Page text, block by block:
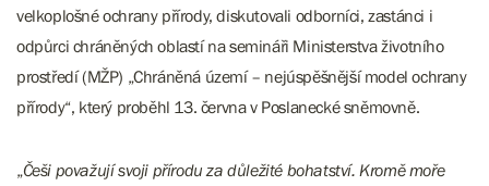
velkoplošné ochrany přírody, diskutovali odborníci, zastánci i
odpůrci chráněných oblastí na semináři Ministerstva životního
prostředí (MŽP) „Chráněná území – nejúspěšnější model ochrany
přírody“, který proběhl 13. června v Poslanecké sněmovně.
„Češi považují svoji přírodu za důležité bohatství. Kromě moře